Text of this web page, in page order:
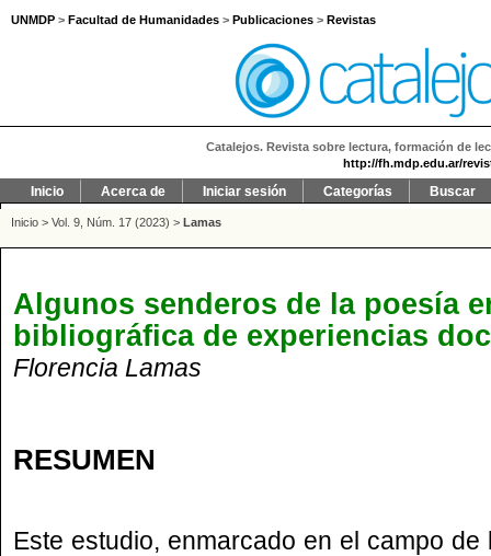
UNMDP > Facultad de Humanidades > Publicaciones > Revistas
Catalejos. Revista sobre lectura, formación de
http://fh.mdp.edu.ar/
Inicio Acerca de Iniciar sesión Categorías Buscar
Inicio > Vol. 9, Núm. 17 (2023) > Lamas
Algunos senderos de la poesía
bibliográfica de experiencias
Florencia Lamas
RESUMEN
Este estudio, enmarcado en el campo